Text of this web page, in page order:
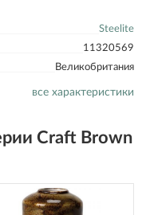
Steelite
11320569
Великобритания
все характеристики
Craft Brown